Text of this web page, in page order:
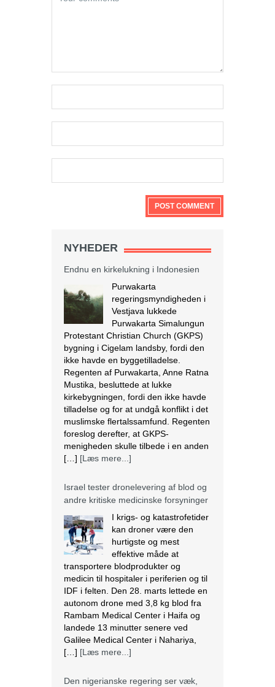
NYHEDER
Endnu en kirkelukning i Indonesien
Purwakarta
regeringsmyndigheden i
Vestjava lukkede
Purwakarta Simalungun
Protestant Christian Church (GKPS)
bygning i Cigelam landsby, fordi den
ikke havde en byggetilladelse.
Regenten af Purwakarta, Anne Ratna
Mustika, besluttede at lukke
kirkebygningen, fordi den ikke havde
tilladelse og for at undgå konflikt i det
muslimske flertalssamfund. Regenten
foreslog derefter, at GKPS-
menigheden skulle tilbede i en anden
[…] [Læs mere...]
Israel tester dronelevering af blod og
andre kritiske medicinske forsyninger
I krigs- og katastrofetider
kan droner være den
hurtigste og mest
effektive måde at
transportere blodprodukter og
medicin til hospitaler i periferien og til
IDF i felten. Den 28. marts lettede en
autonom drone med 3,8 kg blod fra
Rambam Medical Center i Haifa og
landede 13 minutter senere ved
Galilee Medical Center i Nahariya,
[…] [Læs mere...]
Den nigerianske regering ser væk,